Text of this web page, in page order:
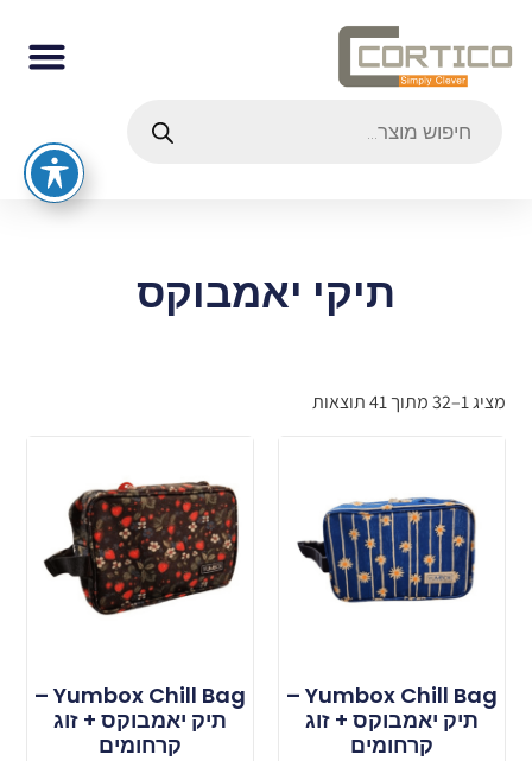
תיקי יאמבוקס
מציג 1–32 מתוך 41 תוצאות
Yumbox Chill Bag –
תיק יאמבוקס + זוג
קרחומים
Yumbox Chill Bag –
תיק יאמבוקס + זוג
קרחומים